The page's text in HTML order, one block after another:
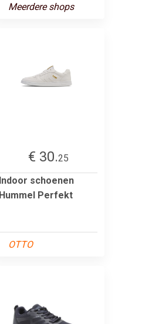
Meerdere shops
€ 30.25
Indoor schoenen
Hummel Perfekt
OTTO